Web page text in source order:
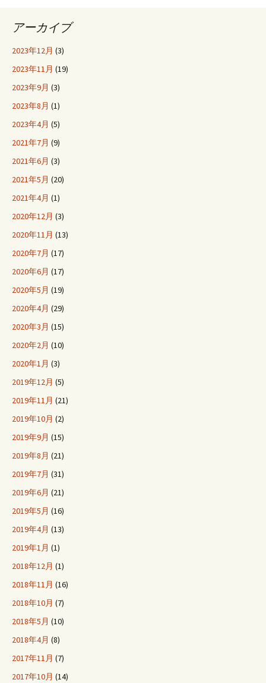
アーカイブ
2023年12月 (3)
2023年11月 (19)
2023年9月 (3)
2023年8月 (1)
2023年4月 (5)
2021年7月 (9)
2021年6月 (3)
2021年5月 (20)
2021年4月 (1)
2020年12月 (3)
2020年11月 (13)
2020年7月 (17)
2020年6月 (17)
2020年5月 (19)
2020年4月 (29)
2020年3月 (15)
2020年2月 (10)
2020年1月 (3)
2019年12月 (5)
2019年11月 (21)
2019年10月 (2)
2019年9月 (15)
2019年8月 (21)
2019年7月 (31)
2019年6月 (21)
2019年5月 (16)
2019年4月 (13)
2019年1月 (1)
2018年12月 (1)
2018年11月 (16)
2018年10月 (7)
2018年5月 (10)
2018年4月 (8)
2017年11月 (7)
2017年10月 (14)